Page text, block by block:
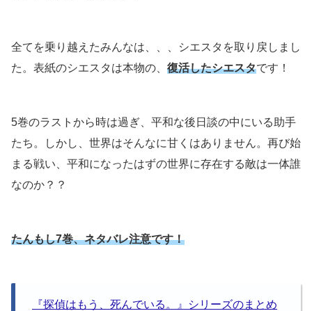
全てを乗り越えたみんなは、、、シエスタを取り戻しまし
た。表紙のシエスタは本物の、 復活したシエスタです！
5巻のラストから時は過ぎ、平和な後日談の中にいる助手
たち。しかし、世界はそんなに甘くはありません。再び始
まる戦い、平和になったはずの世界に存在する敵は一体誰
なのか？？
たんもし7巻、ネタバレ注意です！
『探偵はもう、死んでいる。』シリーズのまとめ